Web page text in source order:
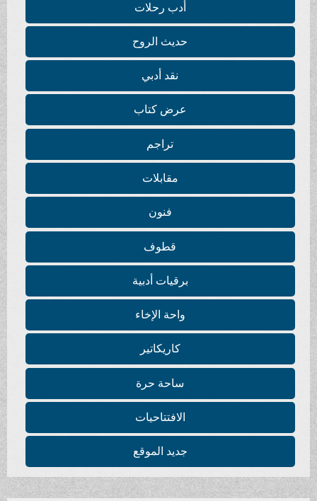
أدب رحلات
حديث الروح
نقد أدبي
عرض كتاب
تراجم
مقابلات
فنون
قطوف
برقيات أدبية
واحة الإخاء
كاريكاتير
ساحة حرة
الافتتاحيات
جديد الموقع